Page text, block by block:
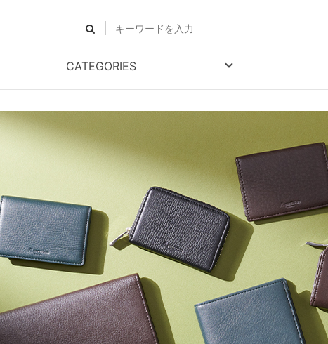
CATEGORIES